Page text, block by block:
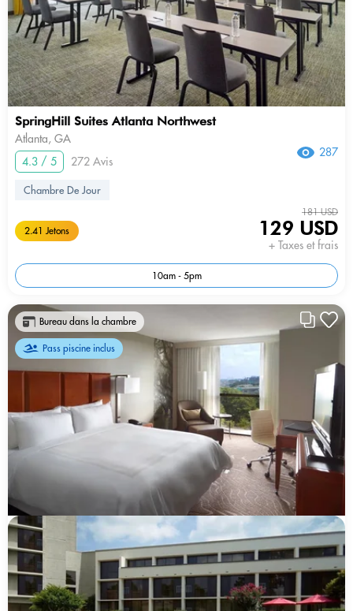
SpringHill Suites Atlanta Northwest
Atlanta, GA
4.3 / 5
272 Avis
287
Chambre De Jour
2.41 Jetons
181 USD
129 USD
+ Taxes et frais
10am - 5pm
Bureau dans la chambre
Pass piscine inclus